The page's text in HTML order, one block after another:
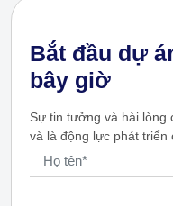
Bắt đầu dự
bây giờ
Sự tin tưởng và hài lòng
và là động lực phát triển